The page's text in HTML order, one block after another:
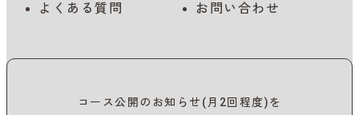
よくある質問
お問い合わせ
コース公開のお知らせ(月2回程度)を